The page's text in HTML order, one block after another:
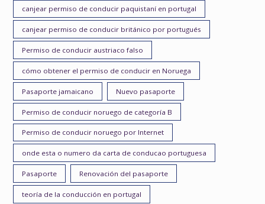
canjear permiso de conducir paquistaní en portugal
canjear permiso de conducir británico por portugués
Permiso de conducir austriaco falso
cómo obtener el permiso de conducir en Noruega
Pasaporte jamaicano Nuevo pasaporte
Permiso de conducir noruego de categoría B
Permiso de conducir noruego por Internet
onde esta o numero da carta de conducao portuguesa
Pasaporte Renovación del pasaporte
teoría de la conducción en portugal